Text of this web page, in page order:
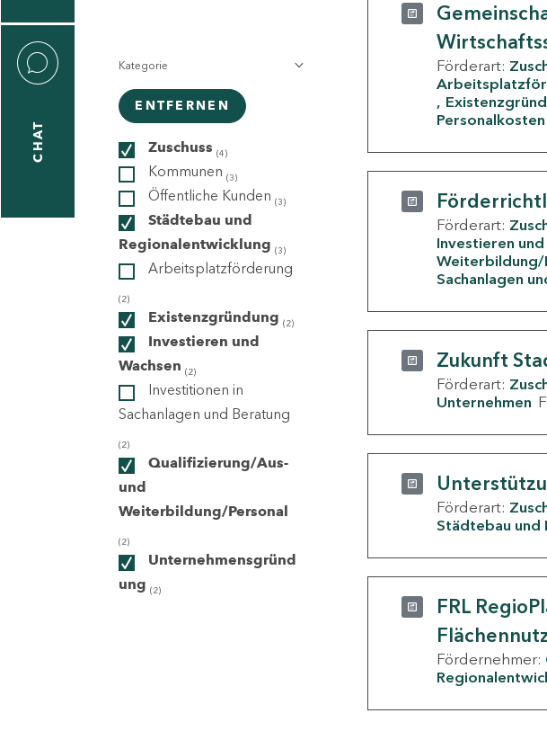
CHAT
Kategorie
ENTFERNEN
Zuschuss (4)
Kommunen (3)
Öffentliche Kunden (3)
Städtebau und
Regionalentwicklung (3)
Arbeitsplatzförderung
(2)
Existenzgründung (2)
Investieren und
Wachsen (2)
Investitionen in
Sachanlagen und Beratung
(2)
Qualifizierung/Aus-
und
Weiterbildung/Personal
(2)
Unternehmensgründ
ung (2)
Förderart:
Personalkosten
Förderart:
Investieren und
Weiterbildung/
Sachanlagen
Zukunft
Förderart:
Unternehmen
Förderart:
Städtebau und
FRL
Fördernehmer: